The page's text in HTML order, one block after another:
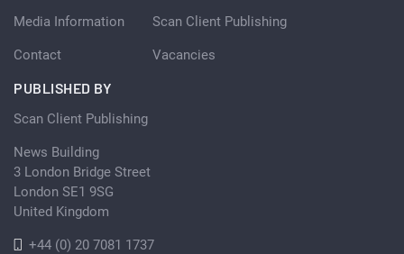
Media Information
Contact
Scan Client Publishing
Vacancies
PUBLISHED BY
Scan Client Publishing
News Building
3 London Bridge Street
London SE1 9SG
United Kingdom
+44 (0) 20 7081 1737